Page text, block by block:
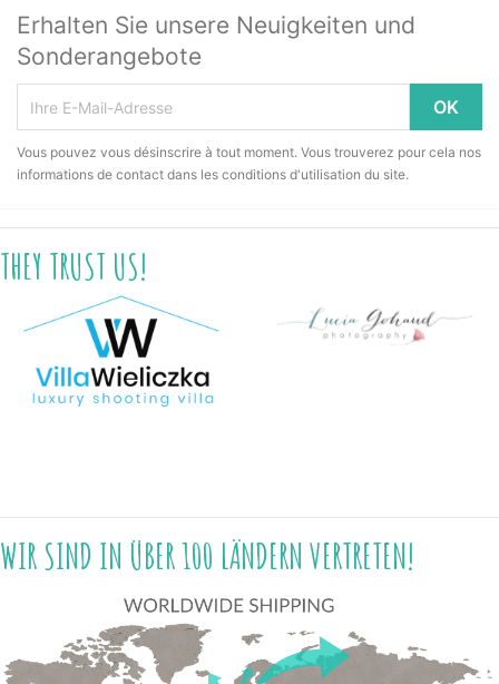
Erhalten Sie unsere Neuigkeiten und
Sonderangebote
Vous pouvez vous désinscrire à tout moment. Vous trouverez pour cela nos
informations de contact dans les conditions d'utilisation du site.
THEY TRUST US!
WIR SIND IN ÜBER 100 LÄNDERN VERTRETEN!